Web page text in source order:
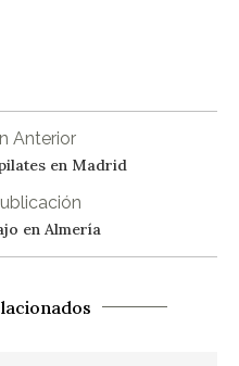
Anterior
en Madrid
en Almería